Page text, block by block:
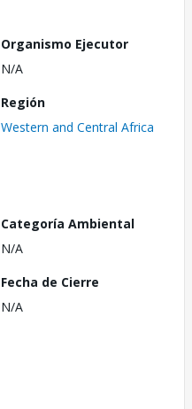
Organismo Ejecutor
N/A
Región
Western and Central Africa
Categoría Ambiental
N/A
Fecha de Cierre
N/A